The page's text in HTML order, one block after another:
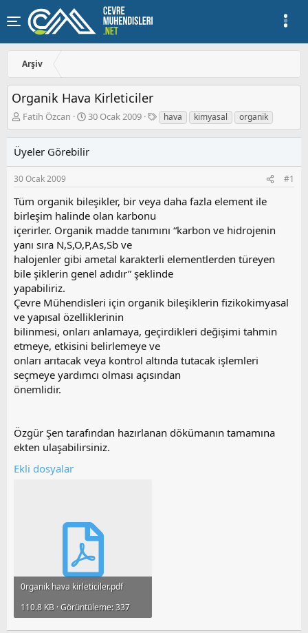
Arşiv
Organik Hava Kirleticiler
K
o
n
u
y
u
b
a
ş
l
t
a
n
Fatih Özcan
B
a
ş
l
a
g
ı
ç
t
a
r
i
h
30 Ocak 2009
E
t
i
e
l
e
hava kimyasal organik
Üyeler Görebilir
30 Ocak 2009 #1
Tüm organik bileşikler, bir veya daha fazla element ile
birleşim halinde olan karbonu
içerirler. Organik madde tanımını “karbon ve hidrojenin
yanı sıra N,S,O,P,As,Sb ve
halojenler gibi ametal karakterli elementlerden türeyen
bile şiklerin genel adıdır” şeklinde
yapabiliriz.
Çevre Mühendisleri için organik bileşiklerin fizikokimyasal
ve yapısal özelliklerinin
bilinmesi, onları anlamaya, geçirdikleri değişimi tahmin
etmeye, etkisini belirlemeye ve
onları arıtacak veya kontrol altında tutacak işlemleri
seçmeye yardımcı olması açısından
önemlidir.
Özgür Şen tarafından hazırlanan dökümanın tamamına
ekten ulaşabilirsiniz.
Ekli dosyalar
0rganik hava kirleticiler.pdf
110.8 KB · Görüntüleme: 337